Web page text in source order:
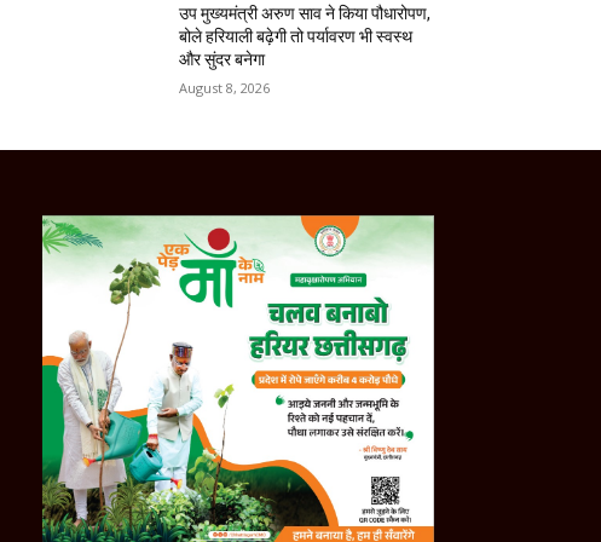
उप मुख्यमंत्री अरुण साव ने किया पौधारोपण,
बोले हरियाली बढ़ेगी तो पर्यावरण भी स्वस्थ
और सुंदर बनेगा
August 8, 2026